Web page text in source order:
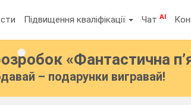
Підвищення кваліфікації ЧатAI
«Фантастична
– подарунки вигравай!